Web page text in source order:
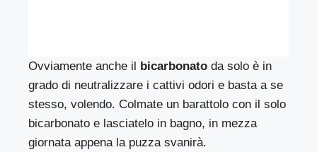
Ovviamente anche il bicarbonato da solo è in
grado di neutralizzare i cattivi odori e basta a se
stesso, volendo. Colmate un barattolo con il solo
bicarbonato e lasciatelo in bagno, in mezza
giornata appena la puzza svanirà.